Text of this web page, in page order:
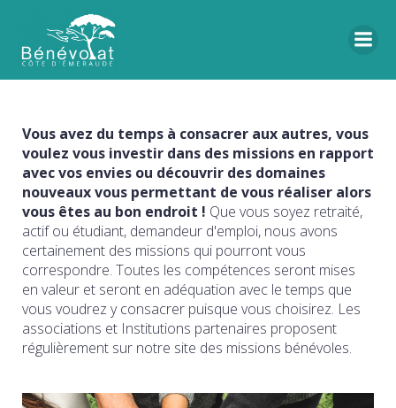
Vous avez du temps à consacrer aux autres, vous
voulez vous investir dans des missions en rapport
avec vos envies ou découvrir des domaines
nouveaux vous permettant de vous réaliser alors
vous êtes au bon endroit ! Que vous soyez retraité,
actif ou étudiant, demandeur d'emploi, nous avons
certainement des missions qui pourront vous
correspondre. Toutes les compétences seront mises
en valeur et seront en adéquation avec le temps que
vous voudrez y consacrer puisque vous choisirez. Les
associations et Institutions partenaires proposent
régulièrement sur notre site des missions bénévoles.